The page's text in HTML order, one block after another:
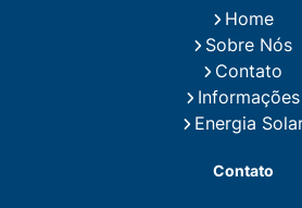
Instalação de Energia Solar
Instalação de Painel Solar
Instalação de Placa Solar
Instalação de Sistema Fotovoltaico
Instalação E Manutenção Elétrica
Instalação Elétrica Comercial
Instalação Elétrica Residencial
Home
Sobre Nós
Contato
Informações
Energia
Contato